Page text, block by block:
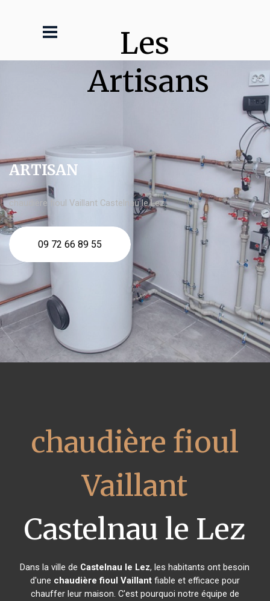
Les
Artisans
ARTISAN
chaudière fioul Vaillant Castelnau le Lez
09 72 66 89 55
chaudière fioul
Vaillant
Castelnau le Lez
Dans la ville de Castelnau le Lez, les habitants ont besoin
d'une chaudière fioul Vaillantfiable et efficace pour
chauffer leur maison. C'est pourquoi notre équipe de